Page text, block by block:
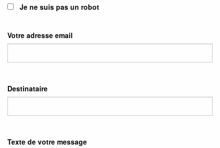
Je ne suis pas un robot
Votre adresse email
Destinataire
Texte de votre message